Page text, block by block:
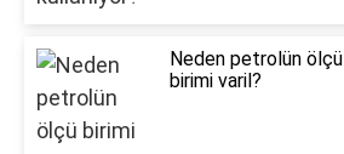
Neden petrolün ölçü
birimi varil?